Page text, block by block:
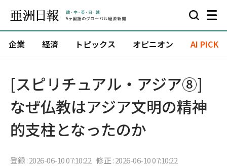
企業 経済 トピックス オピニオン AI PICK
[スピリチュアル・アジア⑧]
なぜ仏教はアジア文明の精神
的支柱となったのか
登録 : 2026-06-10 07:10:22 修正 : 2026-06-10 07:10:22